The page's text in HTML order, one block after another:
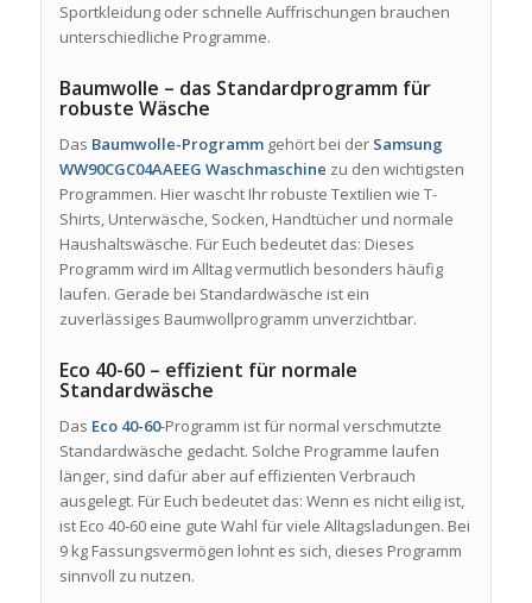
Sportkleidung oder schnelle Auffrischungen brauchen
unterschiedliche Programme.
Baumwolle – das Standardprogramm für
robuste Wäsche
Das Baumwolle-Programmgehört bei der Samsung
WW90CGC04AAEEG Waschmaschine zu den wichtigsten
Programmen. Hier wascht Ihr robuste Textilien wie T-
Shirts, Unterwäsche, Socken, Handtücher und normale
Haushaltswäsche. Für Euch bedeutet das: Dieses
Programm wird im Alltag vermutlich besonders häufig
laufen. Gerade bei Standardwäsche ist ein
zuverlässiges Baumwollprogramm unverzichtbar.
Eco 40-60 – effizient für normale
Standardwäsche
Das Eco 40-60-Programm ist für normal verschmutzte
Standardwäsche gedacht. Solche Programme laufen
länger, sind dafür aber auf effizienten Verbrauch
ausgelegt. Für Euch bedeutet das: Wenn es nicht eilig ist,
ist Eco 40-60 eine gute Wahl für viele Alltagsladungen. Bei
9 kg Fassungsvermögen lohnt es sich, dieses Programm
sinnvoll zu nutzen.